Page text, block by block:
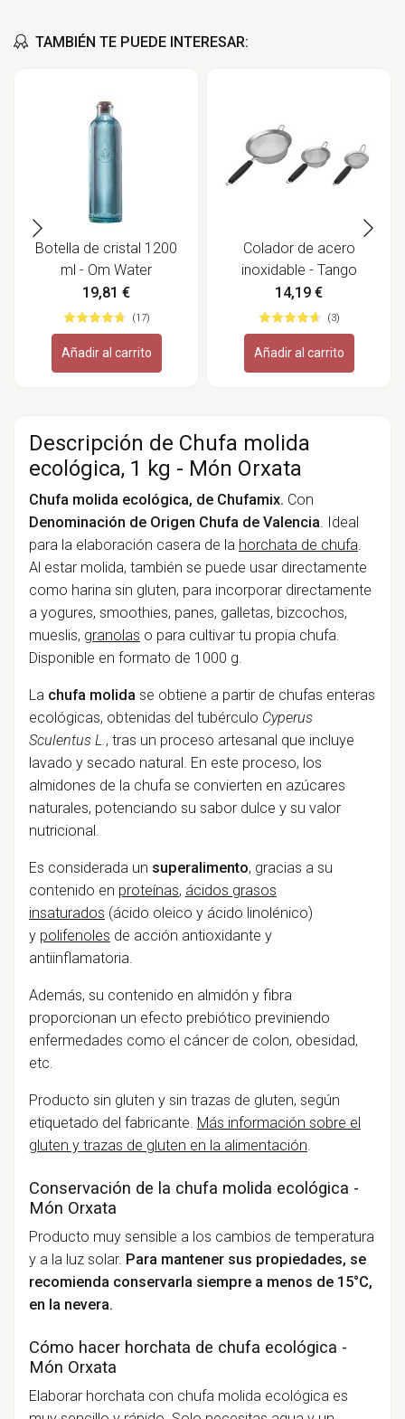
TAMBIÉN TE PUEDE INTERESAR:
Botella de cristal 1200
ml - Om Water
19,81 €
(17)
Añadir al carrito
Colador de acero
inoxidable - Tango
14,19 €
(3)
Añadir al carrito
Descripción de Chufa molida
ecológica, 1 kg - Món Orxata
Chufa molida ecológica, de Chufamix. Con
Denominación de Origen Chufa de Valencia. Ideal
para la elaboración casera de la horchata de chufa.
Al estar molida, también se puede usar directamente
como harina sin gluten, para incorporar directamente
a yogures, smoothies, panes, galletas, bizcochos,
mueslis, granolas o para cultivar tu propia chufa.
Disponible en formato de 1000 g.
La chufa molida se obtiene a partir de chufas enteras
ecológicas, obtenidas del tubérculo Cyperus
Sculentus L., tras un proceso artesanal que incluye
lavado y secado natural. En este proceso, los
almidones de la chufa se convierten en azúcares
naturales, potenciando su sabor dulce y su valor
nutricional.
Es considerada un superalimento, gracias a su
contenido en proteínas, ácidos grasos
insaturados (ácido oleico y ácido linolénico)
y polifenoles de acción antioxidante y
antiinflamatoria.
Además, su contenido en almidón y fibra
proporcionan un efecto prebiótico previniendo
enfermedades como el cáncer de colon, obesidad,
etc.
Producto sin gluten y sin trazas de gluten, según
etiquetado del fabricante. Más información sobre el
gluten y trazas de gluten en la alimentación.
Conservación de la chufa molida ecológica -
Món Orxata
Producto muy sensible a los cambios de temperatura
y a la luz solar. Para mantener sus propiedades, se
recomienda conservarla siempre a menos de 15°C,
en la nevera.
Cómo hacer horchata de chufa ecológica -
Món Orxata
Elaborar horchata con chufa molida ecológica es